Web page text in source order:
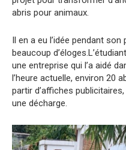
abris pour animaux.
Il en a eu l’idée pendant
beaucoup
une entreprise qui l’a aidé
l’heure actuelle, environ 20
partir d’affiches
une décharge.